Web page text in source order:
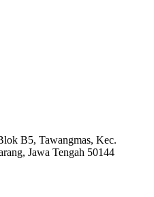
B5, Tawangmas, Kec.
Jawa Tengah 50144